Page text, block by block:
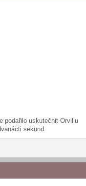
podařilo uskutečnit Orvillu
sekund.